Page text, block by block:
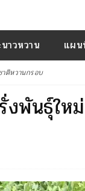
าวหวาน แผน
ติหวานกรอบ
พันธุ์ให